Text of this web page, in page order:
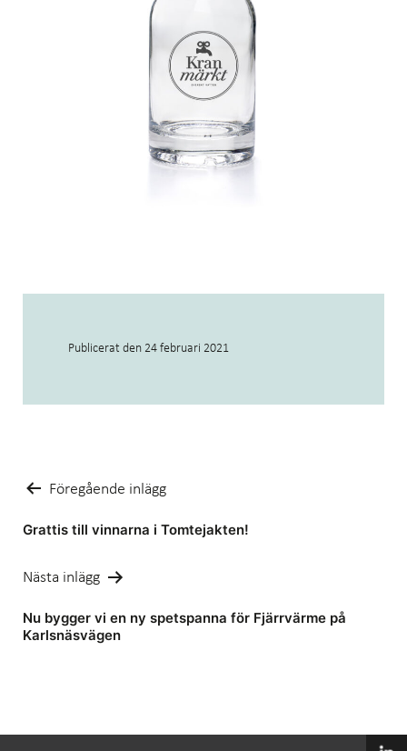
Publicerat den 24 februari 2021
Inläggsnavigering
Föregående inlägg
Grattis till vinnarna i Tomtejakten!
Nästa inlägg
Nu bygger vi en ny spetspanna för Fjärrvärme på
Karlsnäsvägen